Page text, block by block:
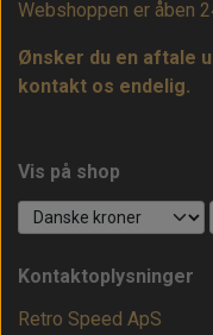
Webshoppen er åben
Ønsker du en aftale
kontakt os endelig.
Vis på shop
Kontaktoplysninger
Retro Speed ApS